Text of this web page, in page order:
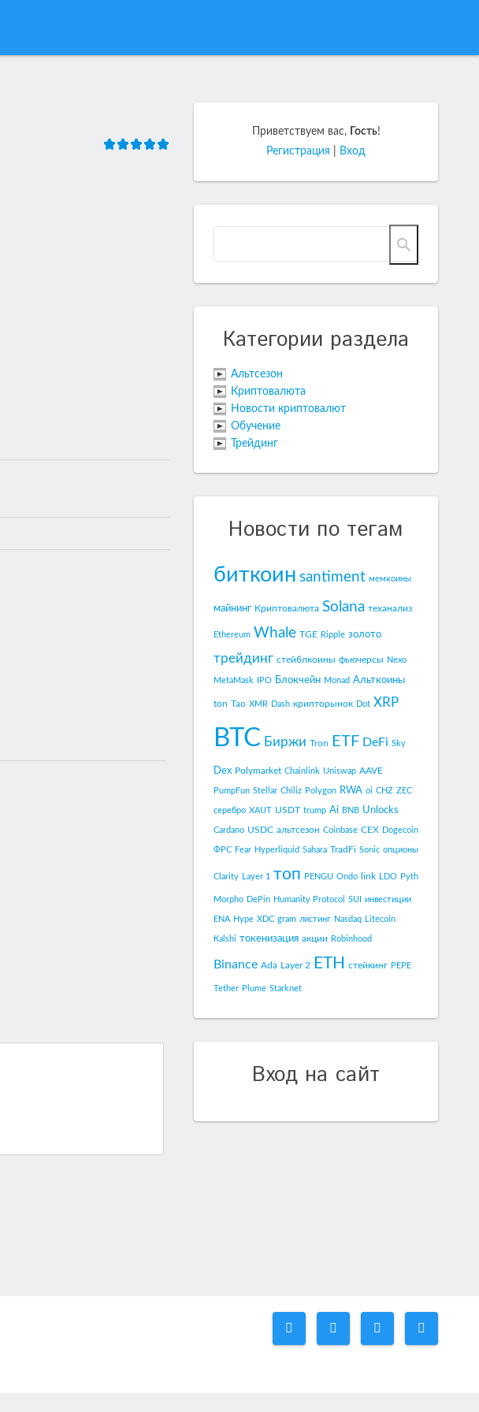
Приветствуем вас, Гость!
Регистрация
Вход
Категории раздела
Альтсезон
Криптовалюта
Новости криптовалют
Обучение
Трейдинг
Новости по тегам
биткоин santiment мемкоины
майнинг Криптовалюта Solana теханализ
Ethereum Whale TGE Ripple золото
трейдинг стейблкоины фьючерсы Nexo
MetaMask IPO Блокчейн Monad Альткоины
ton Tao XMR Dash крипторынок Dot XRP
BTC Биржи Tron ETF DeFi Sky
Dex Polymarket Chainlink Uniswap AAVE
PumpFun Stellar Chiliz Polygon RWA oi CHZ ZEC
серебро XAUT USDT trump Ai BNB Unlocks
Cardano USDC альтсезон Coinbase CEX Dogecoin
ФРС Fear Hyperliquid Sahara TradFi Sonic опционы
Clarity Layer 1 топ PENGU Ondo link LDO Pyth
Morpho DePin Humanity Protocol SUI инвестиции
ENA Hype XDC gram листинг Nasdaq Litecoin
Kalshi токенизация акции Robinhood
Binance Ada Layer 2 ETH стейкинг PEPE
Tether Plume Starknet
Вход на сайт